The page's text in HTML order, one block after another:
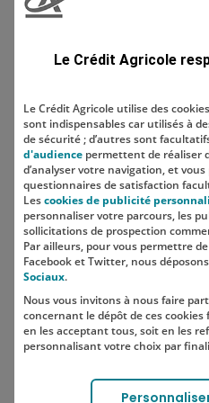
Localisation
SUIVEZ-NOUS
Lien
Le Crédit Agricole
Le Crédit Agricole utilise des
sont indispensables car utilisés à
de sécurité ; d’autres sont
d'audience permettent de réaliser
d’analyser votre navigation, et
questionnaires de satisfaction
Lescookies de publicité
personnaliser votre parcours, les
sollicitations de prospection
Par ailleurs, pour vous permettre
Facebook et Twitter, nous
Sociaux.
Nous vous invitons à nous faire
concernant le dépôt de ces
en les acceptant tous, soit en les
personnalisant votre choix par
Votre choix est libre et peut être
sur le lien "Cookies", en bas de